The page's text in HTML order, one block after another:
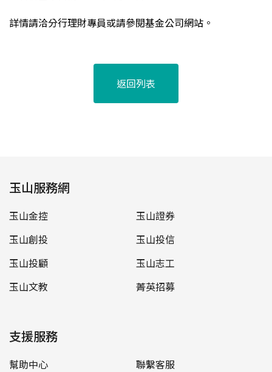
詳情請洽分行理財專員或請參閱基金公司網站。
返回列表
玉山服務網
玉山金控
玉山證券
玉山創投
玉山投信
玉山投顧
玉山志工
玉山文教
菁英招募
支援服務
幫助中心
聯繫客服